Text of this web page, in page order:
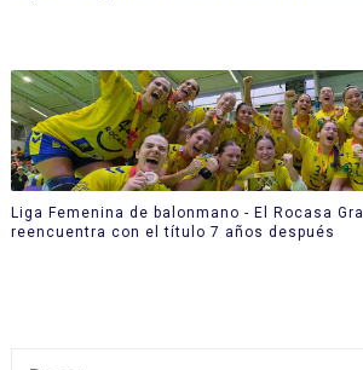
Liga Femenina de balonmano - El Rocasa
reencuentra con el título 7 años después